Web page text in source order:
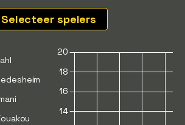
Selecteer spelers